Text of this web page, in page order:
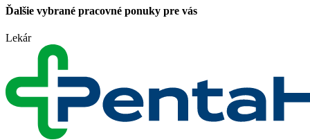
Ďalšie vybrané pracovné ponuky pre vás
Lekár